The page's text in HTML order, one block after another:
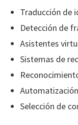
Traducción de
Detección de
Asistentes
Sistemas de
Selección de